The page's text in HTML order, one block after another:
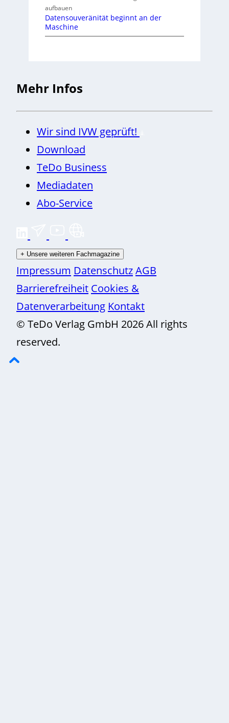
aufbauen
Datensouveränität beginnt an der
Maschine
Mehr Infos
Wir sind IVW geprüft!
Download
TeDo Business
Mediadaten
Abo-Service
+ Unsere weiteren Fachmagazine
Impressum DatenschutzAGB
Barrierefreiheit Cookies &
Datenverarbeitung Kontakt
© TeDo Verlag GmbH 2026 All rights
reserved.